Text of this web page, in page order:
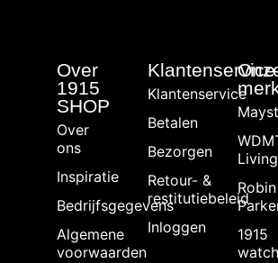
Over
1915
SHOP
Over
ons
Inspiratie
Bedrijfsgegevens
Algemene
voorwaarden
Klantenservice
Klantenservice
Betalen
Bezorgen
Retour- &
restitutiebeleid
Inloggen
Living
Robin
1915